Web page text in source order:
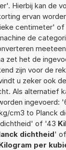
Hierbij kan de
ervan
centimeter'
de
zet het de
zijn voor de
u zeker ook
Als alternatief
ingevoerd:
cm3 to Planck
of '43
dichtheid'
per